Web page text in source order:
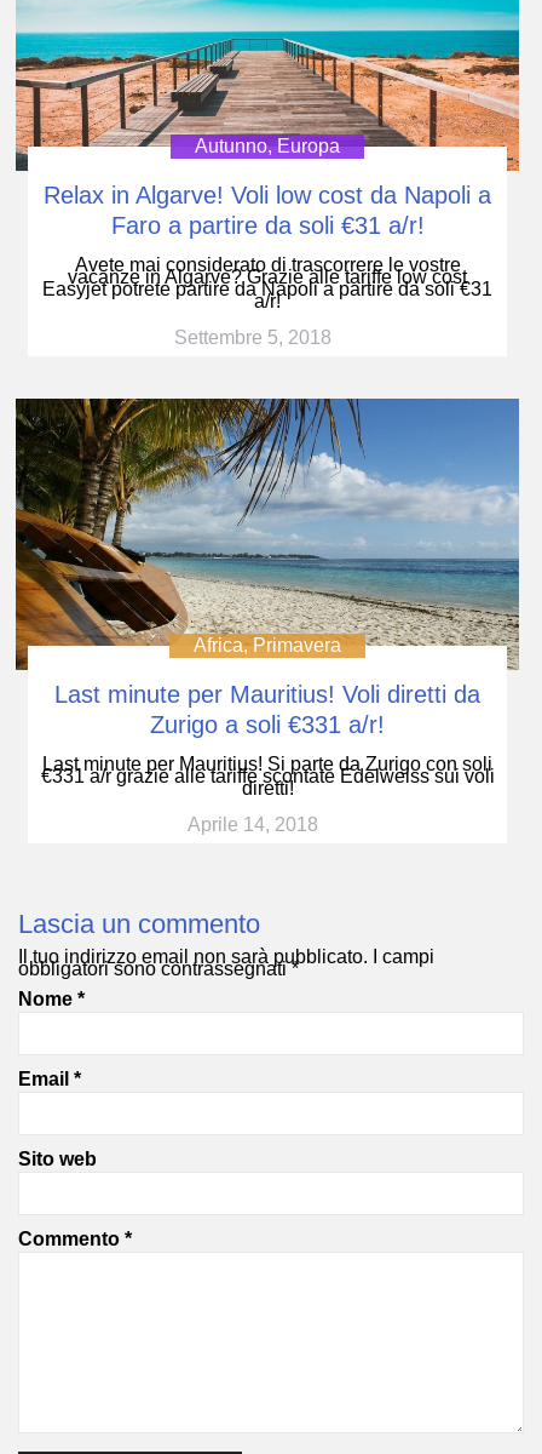
Autunno, Europa
Relax in Algarve! Voli low cost da Napoli a
Faro a partire da soli €31 a/r!
Avete mai considerato di trascorrere le vostre
vacanze in Algarve? Grazie alle tariffe low cost
Easyjet potrete partire da Napoli a partire da soli €31
a/r!
Settembre 5, 2018
Africa, Primavera
Last minute per Mauritius! Voli diretti da
Zurigo a soli €331 a/r!
Last minute per Mauritius! Si parte da Zurigo con soli
€331 a/r grazie alle tariffe scontate Edelweiss sui voli
diretti!
Aprile 14, 2018
Lascia un commento
Il tuo indirizzo email non sarà pubblicato. I campi
obbligatori sono contrassegnati*
Nome *
Email *
Sito web
Commento *